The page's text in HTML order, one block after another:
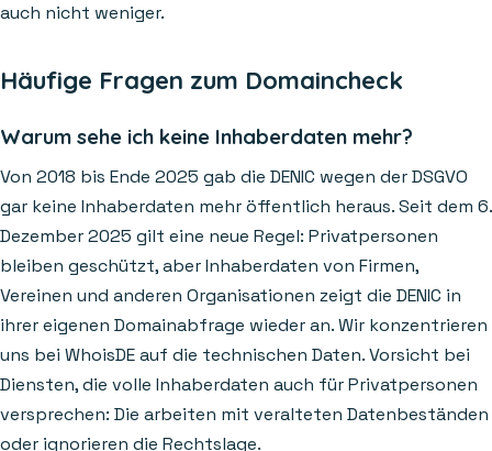
auch nicht weniger.
Häufige Fragen zum Domaincheck
Warum sehe ich keine Inhaberdaten mehr?
Von 2018 bis Ende 2025 gab die DENIC wegen der DSGVO
gar keine Inhaberdaten mehr öffentlich heraus. Seit dem 6.
Dezember 2025 gilt eine neue Regel: Privatpersonen
bleiben geschützt, aber Inhaberdaten von Firmen,
Vereinen und anderen Organisationen zeigt die DENIC in
ihrer eigenen Domainabfrage wieder an. Wir konzentrieren
uns bei WhoisDE auf die technischen Daten. Vorsicht bei
Diensten, die volle Inhaberdaten auch für Privatpersonen
versprechen: Die arbeiten mit veralteten Datenbeständen
oder ignorieren die Rechtslage.